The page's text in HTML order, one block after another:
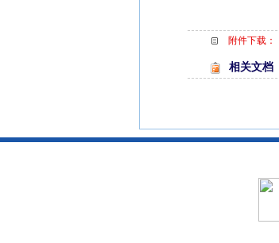
附件下载：
相关文档